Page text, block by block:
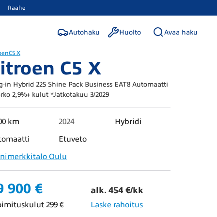
Raahe
Autohaku Huolto Avaa haku
C5 X
C5 X
in Hybrid 225 Shine Pack Business EAT8 Automaatti
2,9%+ kulut *Jatkotakuu 3/2029
km 2024
Hybridi
Etuveto
Oulu
900 € alk. 454 €/kk
299 € Laske rahoitus